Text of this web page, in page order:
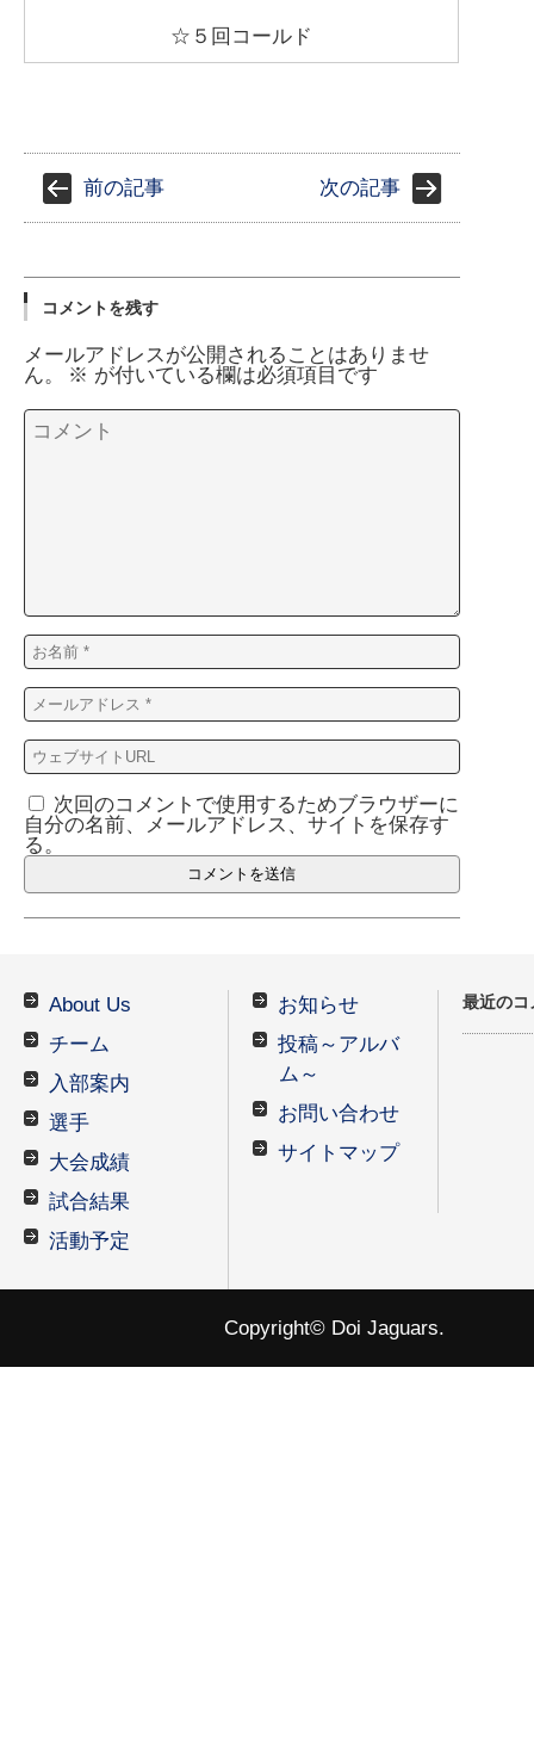
☆５回コールド
前の記事 次の記事
コメントを残す
メールアドレスが公開されることはありませ
ん。
※ が付いている欄は必須項目です
次回のコメントで使用するためブラウザーに
自分の名前、メールアドレス、サイトを保存す
る。
About Us
チーム
入部案内
選手
大会成績
試合結果
活動予定
お知らせ
投稿～アルバ
ム～
お問い合わせ
サイトマップ
最近のコ
Copyright© Doi Jaguars.